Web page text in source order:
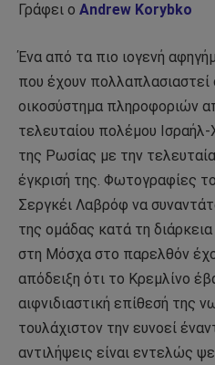
Γράφει ο Andrew Korybko
Ένα από τα πιο ιογενή
που έχουν πολλαπλασιαστεί
οικοσύστημα πληροφοριών
τελευταίου πολέμου Ισραήλ-
της Ρωσίας με την
έγκρισή της. Φωτογραφίες
Σεργκέι Λαβρόφ να
της ομάδας κατά τη
στη Μόσχα στο παρελθόν
απόδειξη ότι το Κρεμλίνο
αιφνιδιαστική επίθεσή της
τουλάχιστον την ευνοεί
αντιλήψεις είναι εντελώς